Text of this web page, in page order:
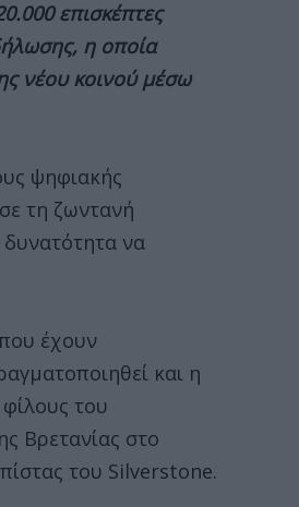
επισκέπτες
η οποία
νέου κοινού μέσω
ψηφιακής
τη ζωντανή
δυνατότητα να
έχουν
και η
του
Βρετανίας στο
του Silverstone.